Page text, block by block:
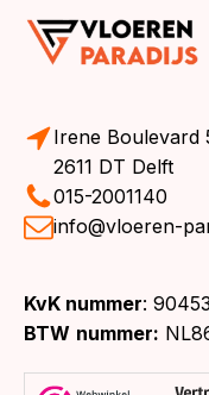
Irene Boulevard
2611 DT Delft
015-2001140
info@vloeren-
KvK nummer:
BTW nummer: